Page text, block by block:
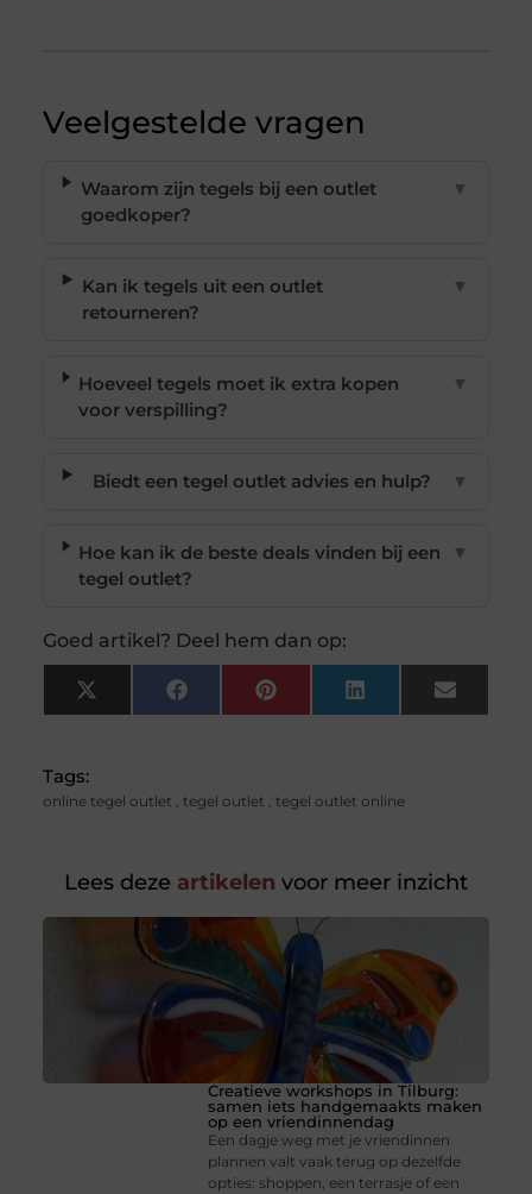
Veelgestelde vragen
Waarom zijn tegels bij een outlet
goedkoper?
▼
Kan ik tegels uit een outlet
retourneren?
▼
Hoeveel tegels moet ik extra kopen
voor verspilling?
▼
Biedt een tegel outlet advies en hulp? ▼
Hoe kan ik de beste deals vinden bij een
tegel outlet?
▼
Goed artikel? Deel hem dan op:
X
(Twitter)
FacebookPinterest LinkedIn Email
Tags:
online tegel outlet , tegel outlet , tegel outlet online
Lees deze artikelen voor meer inzicht
Creatieve workshops in Tilburg:
samen iets handgemaakts maken
op een vriendinnendag
Een dagje weg met je vriendinnen
plannen valt vaak terug op dezelfde
opties: shoppen, een terrasje of een